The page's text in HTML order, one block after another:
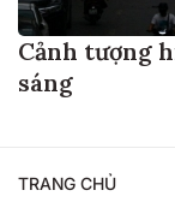
Cảnh tượng
sáng
TRANG CHỦ